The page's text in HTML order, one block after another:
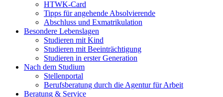
HTWK-Card
Tipps für angehende Absolvierende
Abschluss und Exmatrikulation
Besondere Lebenslagen
Studieren mit Kind
Studieren mit Beeinträchtigung
Studieren in erster Generation
Nach dem Studium
Stellenportal
Berufsberatung durch die Agentur für Arbeit
Beratung & Service